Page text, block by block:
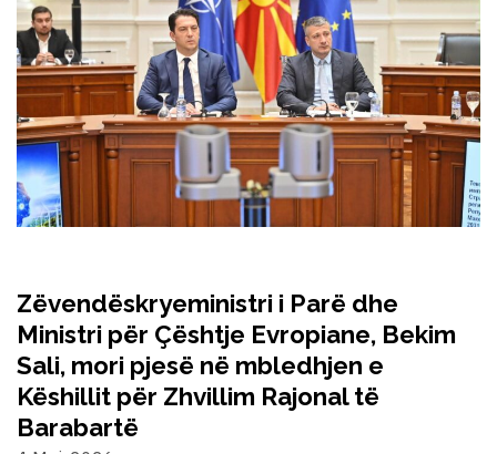
Zëvendëskryeministri i Parë dhe
Ministri për Çështje Evropiane, Bekim
Sali, mori pjesë në mbledhjen e
Këshillit për Zhvillim Rajonal të
Barabartë